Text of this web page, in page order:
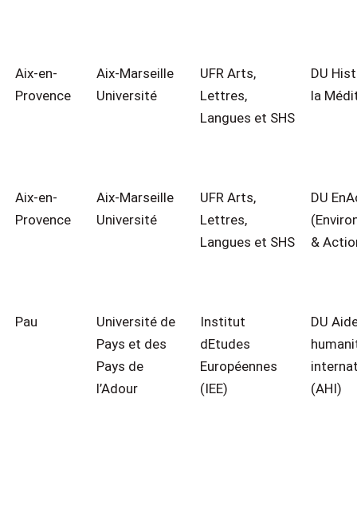
Aix-en-
Provence
Aix-Marseille
Université
UFR Arts,
Lettres,
Langues et SHS
DU
la
Aix-en-
Provence
Aix-Marseille
Université
UFR Arts,
Lettres,
Langues et SHS
DU
&
Pau
Université de
Pays et des
Pays de
l’Adour
Institut
dEtudes
Européennes
(IEE)
DU
(AHI)